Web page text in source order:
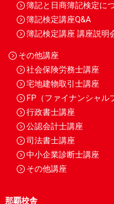
簿記と日商簿記検定に
簿記検定講座Q&A
簿記検定講座 講座説明
その他講座
社会保険労務士講座
宅地建物取引士講座
FP（ファイナンシャル
行政書士講座
公認会計士講座
司法書士講座
中小企業診断士講座
その他講座
那覇校舎